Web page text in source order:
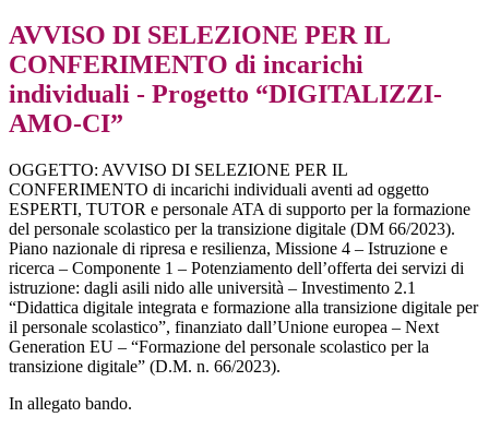
AVVISO DI SELEZIONE PER IL
CONFERIMENTO di incarichi
individuali - Progetto “DIGITALIZZI-
AMO-CI”
OGGETTO: AVVISO DI SELEZIONE PER IL
CONFERIMENTO di incarichi individuali aventi ad oggetto
ESPERTI, TUTOR e personale ATA di supporto per la formazione
del personale scolastico per la transizione digitale (DM 66/2023).
Piano nazionale di ripresa e resilienza, Missione 4 – Istruzione e
ricerca – Componente 1 – Potenziamento dell’offerta dei servizi di
istruzione: dagli asili nido alle università – Investimento 2.1
“Didattica digitale integrata e formazione alla transizione digitale per
il personale scolastico”, finanziato dall’Unione europea – Next
Generation EU – “Formazione del personale scolastico per la
transizione digitale” (D.M. n. 66/2023).
In allegato bando.